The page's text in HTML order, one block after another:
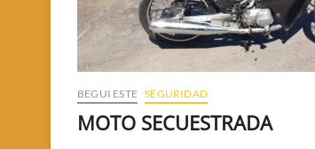
BEGUI ESTE SEGURIDAD
MOTO SECUESTRADA